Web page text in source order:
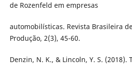
de Rozenfeld em empresas
automobilísticas. Revista Brasileira
Produção, 2(3), 45-60.
Denzin, N. K., & Lincoln, Y. S. (2018).